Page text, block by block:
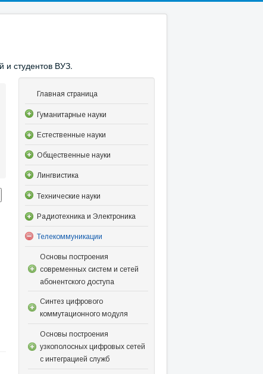
и студентов ВУЗ.
Главная страница
Гуманитарные науки
Естественные науки
Общественные науки
Лингвистика
Технические науки
Радиотехника и Электроника
Телекоммуникации
Основы построения
современных систем и сетей
абонентского доступа
Синтез цифрового
коммутационного модуля
Основы построения
узкополосных цифровых сетей
с интеграцией служб